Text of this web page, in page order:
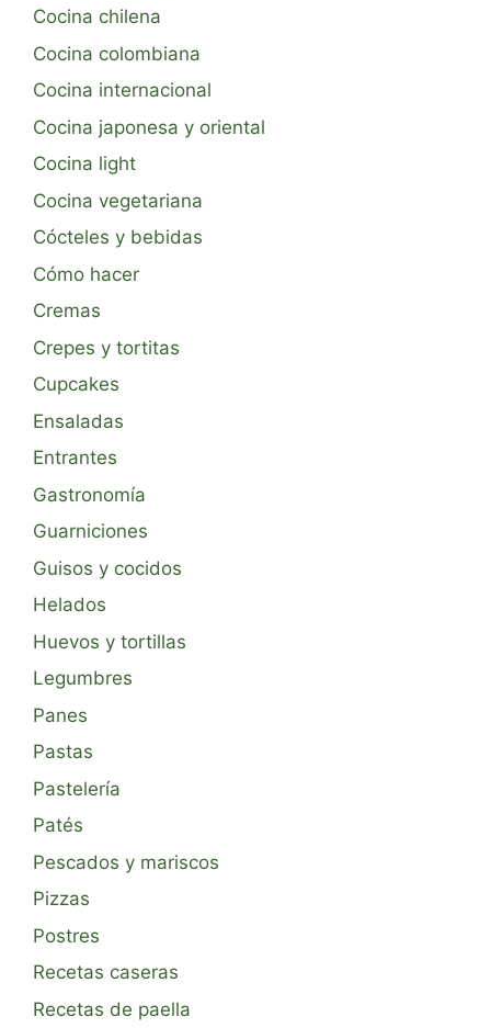
Cocina chilena
Cocina colombiana
Cocina internacional
Cocina japonesa y oriental
Cocina light
Cocina vegetariana
Cócteles y bebidas
Cómo hacer
Cremas
Crepes y tortitas
Cupcakes
Ensaladas
Entrantes
Gastronomía
Guarniciones
Guisos y cocidos
Helados
Huevos y tortillas
Legumbres
Panes
Pastas
Pastelería
Patés
Pescados y mariscos
Pizzas
Postres
Recetas caseras
Recetas de paella